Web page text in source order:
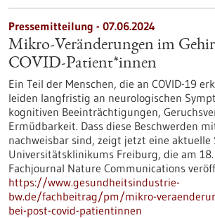
Pressemitteilung - 07.06.2024
Mikro-Veränderungen im
COVID-Patient*innen
Ein Teil der Menschen, die an COVID-19
leiden langfristig an neurologischen
kognitiven Beeinträchtigungen,
Ermüdbarkeit. Dass diese Beschwerden
nachweisbar sind, zeigt jetzt eine aktuelle
Universitätsklinikums Freiburg, die am
Fachjournal Nature Communications
https://www.gesundheitsindustrie-
bw.de/fachbeitrag/pm/mikro-
bei-post-covid-patientinnen